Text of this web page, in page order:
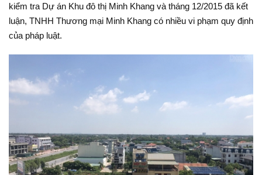
kiểm tra Dự án Khu đô thị Minh Khang và tháng 12/2015 đã kết
luận, TNHH Thương mại Minh Khang có nhiều vi phạm quy định
của pháp luật.